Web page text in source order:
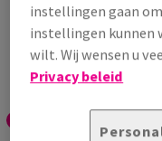
instellingen gaan
instellingen kunnen
wilt. Wij wensen u
Privacy beleid